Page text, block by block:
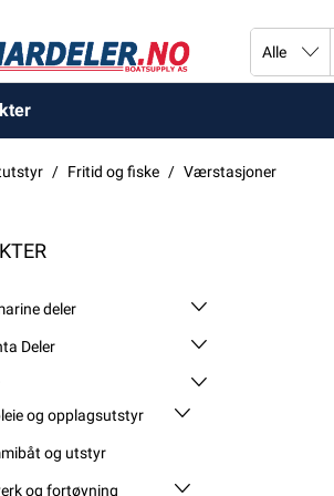
Fritid og fiske Værstasjoner
deler
Deler
og opplagsutstyr
og utstyr
og fortøyning